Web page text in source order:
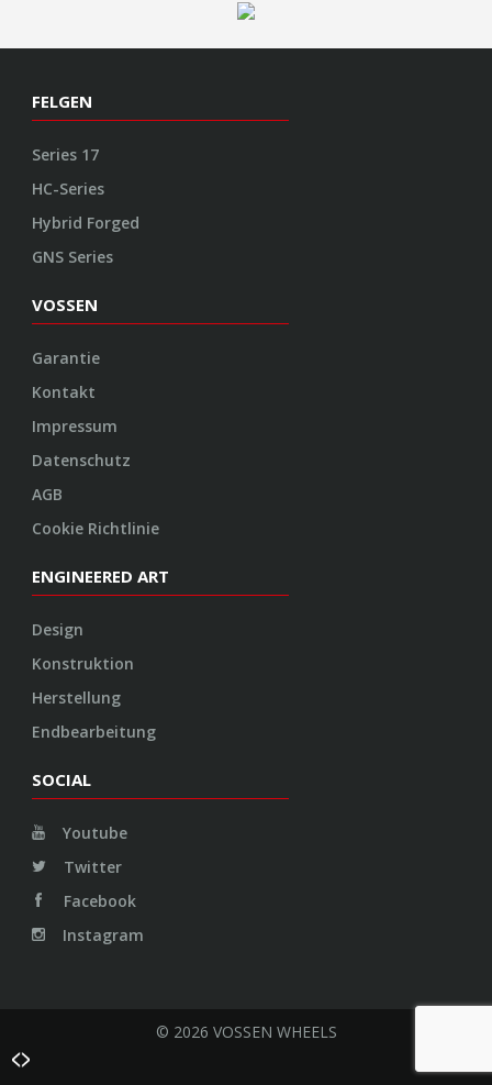
FELGEN
Series 17
HC-Series
Hybrid Forged
GNS Series
VOSSEN
Garantie
Kontakt
Impressum
Datenschutz
AGB
Cookie Richtlinie
ENGINEERED ART
Design
Konstruktion
Herstellung
Endbearbeitung
SOCIAL
Youtube
Twitter
Facebook
Instagram
© 2026 VOSSEN WHEELS